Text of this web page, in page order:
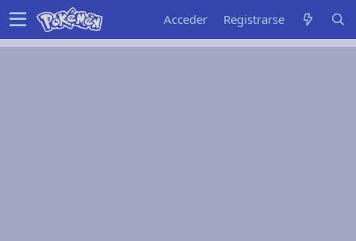
Acceder Registrarse